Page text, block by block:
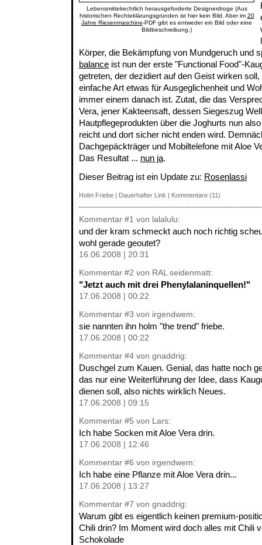
Lebensmittelrechtlich herausgeforderte Designerdroge (Aus
historischen Rechteklärungsgründen ist hier kein Bild. Aber im 20
Jahre Riesenmaschine-PDF gibt es entweder ein Bild oder eine
Bildbeschreibung.)
Körper, die Bekämpfung von Mundgeruch und
balance ist nun der erste "Functional Food"-
getreten, der dezidiert auf den Geist wirken
einfache Art etwas für Ausgeglichenheit und
immer einem danach ist. Zutat, die das
Vera, jener Kakteensaft, dessen Siegeszug
Hautpflegeprodukten über die Joghurts nun
reicht und dort sicher nicht enden wird.
Dachgepäckträger und Mobiltelefone mit Aloe
Das Resultat ... nun ja.
Dieser Beitrag ist ein Update zu: Rosenlassi
Holm Friebe | Dauerhafter Link | Kommentare (11)
Kommentar #1 von lalalulu:
und der kram schmeckt auch noch richtig
wohl gerade geoutet?
16.06.2008 | 20:31
Kommentar #2 von RAL seidenmatt:
"Jetzt auch mit drei Phenylalaninquellen!"
17.06.2008 | 00:22
Kommentar #3 von irgendwem:
sie nannten ihn holm "the trend" friebe.
17.06.2008 | 00:22
Kommentar #4 von gnaddrig:
Duschgel zum Kauen. Genial, das hatte noch
das nur eine Weiterführung der Idee, dass
dienen soll, also nichts wirklich Neues.
17.06.2008 | 09:15
Kommentar #5 von Lars:
Ich habe Socken mit Aloe Vera drin.
17.06.2008 | 12:46
Kommentar #6 von irgendwem:
Ich habe eine Pflanze mit Aloe Vera drin...
17.06.2008 | 13:27
Kommentar #7 von gnaddrig:
Warum gibt es eigentlich keinen premium-
Chili drin? Im Moment wird doch alles mit Chili
Schokolade